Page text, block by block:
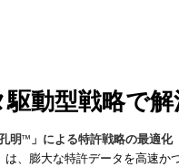
動型戦略で
明™」による特許戦略の最適化
は、膨大な特許データを高速